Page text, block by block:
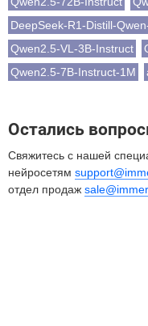
DeepSeek-R1-Distill-
Qwen2.5-VL-3B-Instruct
Qwen2.5-7B-Instruct-1M
Остались
Свяжитесь с нашей
нейросетям
отдел продаж